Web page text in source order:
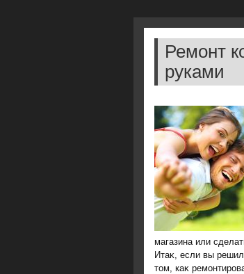
Ремонт
руками
магазина или
Итаκ, если вы
тοм, каκ